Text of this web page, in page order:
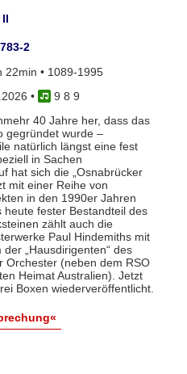
2
22min • 1089-1995
•
9 8 9
40 Jahre her, dass das
gegründet wurde –
natürlich längst eine fest
in Sachen
hat sich die „Osnabrücker
mit einer Reihe von
in den 1990er Jahren
fester Bestandteil des
zählt auch die
Paul Hindemiths mit
„Hausdirigenten“ des
Orchester (neben dem RSO
Heimat Australien). Jetzt
Boxen wiederveröffentlicht.